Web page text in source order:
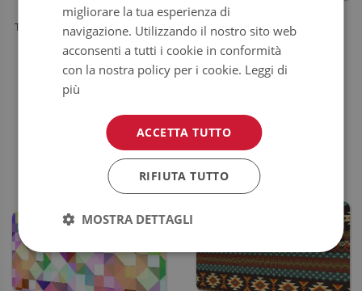
TAPPETINO DA SCRIVANIA PUNTI
VERDI
PREZZO:
SOTTOMANO DA SCRIVANIA
migliorare la tua esperienza di
navigazione. Utilizzando il nostro sito web
acconsenti a tutti i cookie in conformità
con la nostra policy per i cookie. Leggi di
più
ACCETTA TUTTO
RIFIUTA TUTTO
MOSTRA DETTAGLI